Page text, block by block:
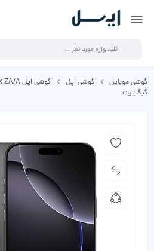
گوشی موبایل گوشی اپل
گیگابایت